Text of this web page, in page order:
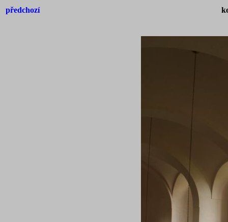
předchozí